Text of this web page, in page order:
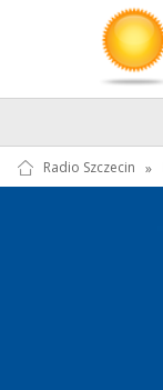
Radio Szczecin »